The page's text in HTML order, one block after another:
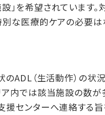
」を希望されています
別な医療的ケアの必要
のADL（生活動作）の
ア内では該当施設の数
援センターへ連絡する